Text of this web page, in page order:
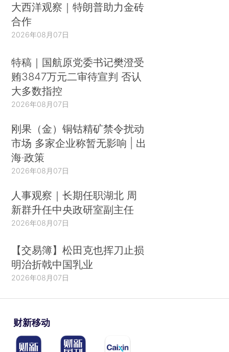
大西洋观察｜特朗普助力金砖
合作
2026年08月07日
特稿｜国航原党委书记樊澄受
贿3847万元二审待宣判 否认
大多数指控
2026年08月07日
刚果（金）铜钴精矿禁令扰动
市场 多家企业称暂无影响 | 出
海·政策
2026年08月07日
人事观察｜长期任职湖北 周
新群升任中央政研室副主任
2026年08月07日
【交易簿】松田克也挥刀止损
明治折戟中国乳业
2026年08月07日
财新移动